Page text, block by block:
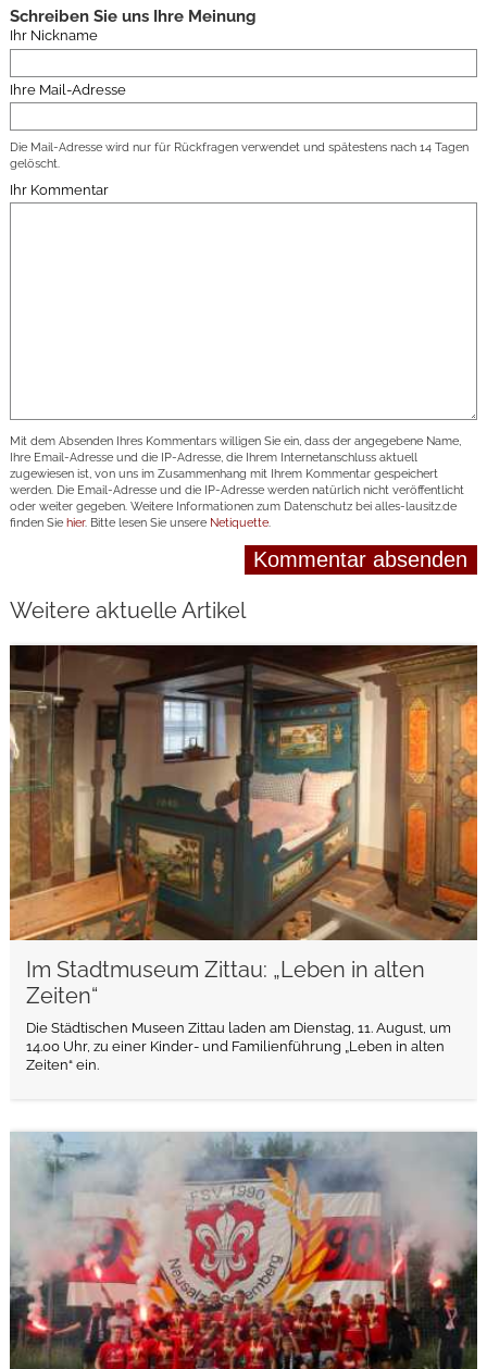
Schreiben Sie uns Ihre Meinung
Ihr Nickname
Ihre Mail-Adresse
Die Mail-Adresse wird nur für Rückfragen verwendet und spätestens nach 14 Tagen
gelöscht.
Ihr Kommentar
Mit dem Absenden Ihres Kommentars willigen Sie ein, dass der angegebene Name,
Ihre Email-Adresse und die IP-Adresse, die Ihrem Internetanschluss aktuell
zugewiesen ist, von uns im Zusammenhang mit Ihrem Kommentar gespeichert
werden. Die Email-Adresse und die IP-Adresse werden natürlich nicht veröffentlicht
oder weiter gegeben. Weitere Informationen zum Datenschutz bei alles-lausitz.de
finden Sie hier. Bitte lesen Sie unsere Netiquette.
Weitere aktuelle Artikel
Im Stadtmuseum Zittau: „Leben in alten
Zeiten“
Die Städtischen Museen Zittau laden am Dienstag, 11. August, um
14.00 Uhr, zu einer Kinder- und Familienführung „Leben in alten
Zeiten“ ein.
weiterlesen
weiterlesen